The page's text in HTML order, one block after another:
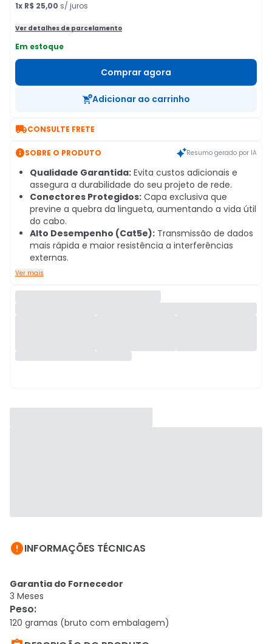
1x R$ 25,00 s/ juros
Ver detalhes de parcelamento
Em estoque
Comprar agora
Adicionar ao carrinho
CONSULTE FRETE
SOBRE O PRODUTO Resumo gerado por IA
Qualidade Garantida: Evita custos adicionais e
assegura a durabilidade do seu projeto de rede.
Conectores Protegidos: Capa exclusiva que
previne a quebra da lingueta, aumentando a vida útil
do cabo.
Alto Desempenho (Cat5e): Transmissão de dados
mais rápida e maior resistência a interferências
externas.
Ver mais
INFORMAÇÕES TÉCNICAS
Garantia do Fornecedor
3 Meses
Peso:
120 gramas (bruto com embalagem)